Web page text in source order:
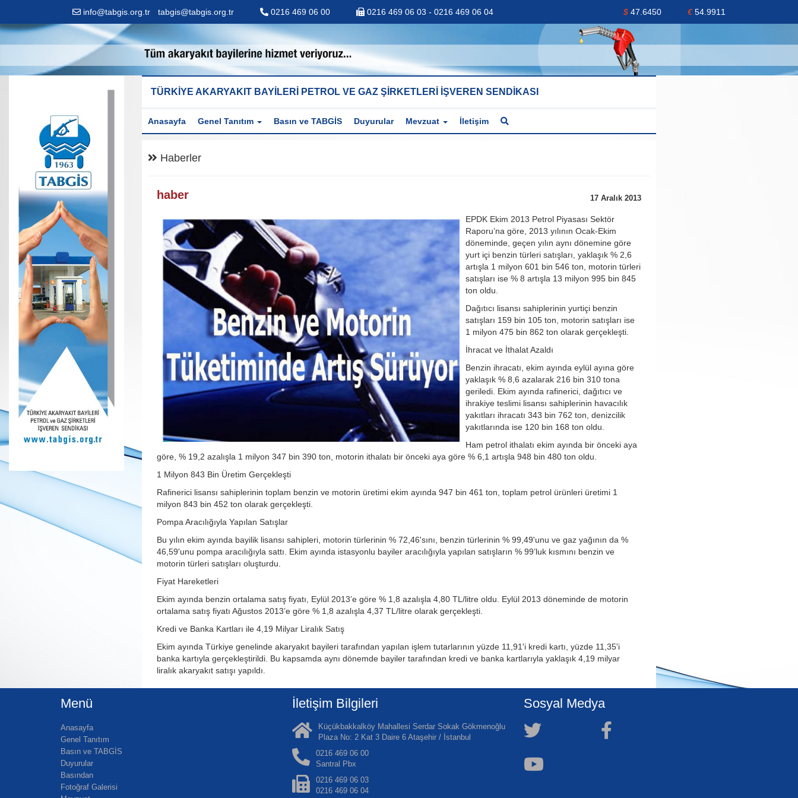
info@tabgis.org.tr - tabgis@tabgis.org.tr 0216 469 06 00 0216 469 06 03 - 0216 469 06 04 $ 47.6450 €54.9911
TÜRKİYE AKARYAKIT BAYİLERİ PETROL VE GAZ ŞİRKETLERİ İŞVEREN SENDİKASI
Anasayfa Genel Tanıtım Basın ve TABGİS Duyurular Mevzuat İletişim
Haberler
haber 17 Aralık 2013
EPDK Ekim 2013 Petrol Piyasası Sektör
Raporu’na göre, 2013 yılının Ocak-Ekim
döneminde, geçen yılın aynı dönemine göre
yurt içi benzin türleri satışları, yaklaşık % 2,6
artışla 1 milyon 601 bin 546 ton, motorin türleri
satışları ise % 8 artışla 13 milyon 995 bin 845
ton oldu.
Dağıtıcı lisansı sahiplerinin yurtiçi benzin
satışları 159 bin 105 ton, motorin satışları ise
1 milyon 475 bin 862 ton olarak gerçekleşti.
İhracat ve İthalat Azaldı
Benzin ihracatı, ekim ayında eylül ayına göre
yaklaşık % 8,6 azalarak 216 bin 310 tona
geriledi. Ekim ayında rafinerici, dağıtıcı ve
ihrakiye teslimi lisansı sahiplerinin havacılık
yakıtları ihracatı 343 bin 762 ton, denizcilik
yakıtlarında ise 120 bin 168 ton oldu.
Ham petrol ithalatı ekim ayında bir önceki aya
göre, % 19,2 azalışla 1 milyon 347 bin 390 ton, motorin ithalatı bir önceki aya göre % 6,1 artışla 948 bin 480 ton oldu.
1 Milyon 843 Bin Üretim Gerçekleşti
Rafinerici lisansı sahiplerinin toplam benzin ve motorin üretimi ekim ayında 947 bin 461 ton, toplam petrol ürünleri üretimi 1
milyon 843 bin 452 ton olarak gerçekleşti.
Pompa Aracılığıyla Yapılan Satışlar
Bu yılın ekim ayında bayilik lisansı sahipleri, motorin türlerinin % 72,46'sını, benzin türlerinin % 99,49'unu ve gaz yağının da %
46,59'unu pompa aracılığıyla sattı. Ekim ayında istasyonlu bayiler aracılığıyla yapılan satışların % 99’luk kısmını benzin ve
motorin türleri satışları oluşturdu.
Fiyat Hareketleri
Ekim ayında benzin ortalama satış fiyatı, Eylül 2013’e göre % 1,8 azalışla 4,80 TL/litre oldu. Eylül 2013 döneminde de motorin
ortalama satış fiyatı Ağustos 2013’e göre % 1,8 azalışla 4,37 TL/litre olarak gerçekleşti.
Kredi ve Banka Kartları ile 4,19 Milyar Liralık Satış
Ekim ayında Türkiye genelinde akaryakıt bayileri tarafından yapılan işlem tutarlarının yüzde 11,91'i kredi kartı, yüzde 11,35'i
banka kartıyla gerçekleştirildi. Bu kapsamda aynı dönemde bayiler tarafından kredi ve banka kartlarıyla yaklaşık 4,19 milyar
liralık akaryakıt satışı yapıldı.
Menü
Anasayfa
Genel Tanıtım
Basın ve TABGİS
Duyurular
Basından
Fotoğraf Galerisi
İletişim Bilgileri
Küçükbakkalköy Mahallesi Serdar Sokak Gökmenoğlu
Plaza No: 2 Kat 3 Daire 6 Ataşehir / İstanbul
0216 469 06 00
Santral Pbx
0216 469 06 03
0216 469 06 04
Sosyal Medya